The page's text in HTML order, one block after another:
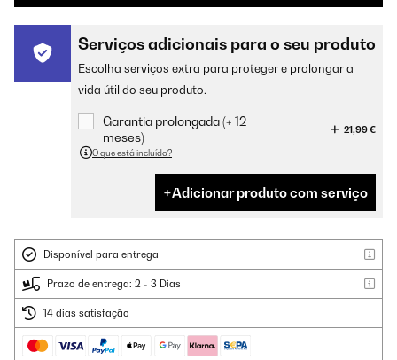
Serviços adicionais para o seu produto
Escolha serviços extra para proteger e prolongar a
vida útil do seu produto.
Garantia prolongada (+ 12
meses)
21,99 €
O que está incluído?
Adicionar produto com serviço
Disponível para entrega
Prazo de entrega: 2 - 3 Dias
14 dias satisfação